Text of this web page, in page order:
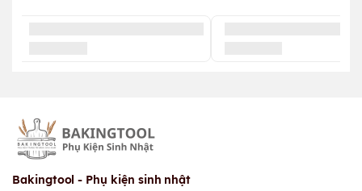
Bakingtool - Phụ kiện sinh nhật